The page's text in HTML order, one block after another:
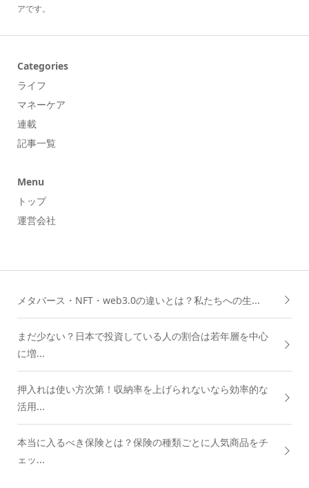
アです。
Categories
ライフ
マネーケア
連載
記事一覧
Menu
トップ
運営会社
メタバース・NFT・web3.0の違いとは？私たちへの生...
まだ少ない？日本で投資している人の割合は若年層を中心
に増...
押入れは使い方次第！収納率を上げられないなら効率的な
活用...
本当に入るべき保険とは？保険の種類ごとに人気商品をチ
ェッ...